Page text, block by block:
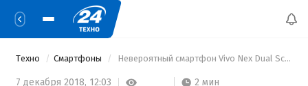
Техно Смартфоны Невероятный смартфон Vivo Nex Dual Screen "засветился" на фото и видео
7 декабря 2018, 12:03 2 мин